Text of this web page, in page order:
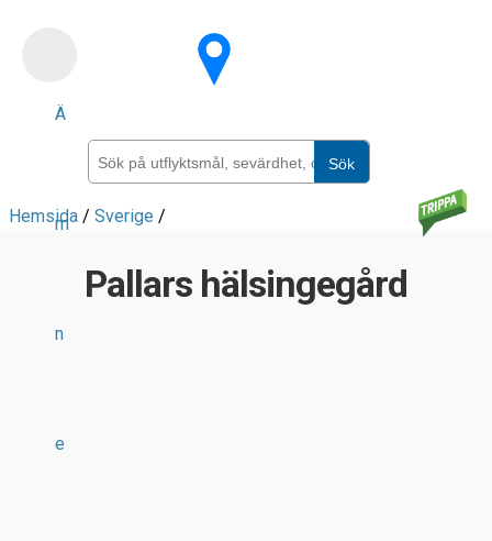
Ä
m
n
e
Sök
Hemsida / Sverige /
Pallars hälsingegård